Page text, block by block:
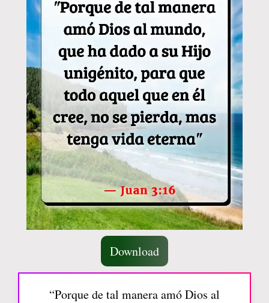
Download
“Porque de tal manera amó Dios al